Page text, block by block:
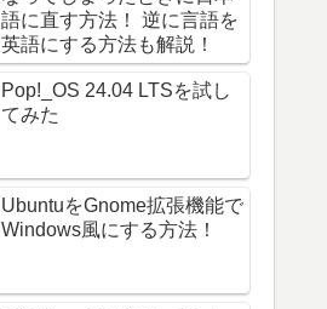
語に直す方法！ 逆に言語を
英語にする方法も解説！
Pop!_OS 24.04 LTSを試し
てみた
UbuntuをGnome拡張機能で
Windows風にする方法！